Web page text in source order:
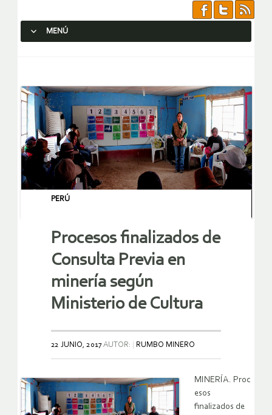
MENÚ
PERÚ
Procesos finalizados de
Consulta Previa en
minería según
Ministerio de Cultura
22 JUNIO, 2017AUTOR: RUMBO MINERO
MINERÍA. Proc
esos
finalizados de